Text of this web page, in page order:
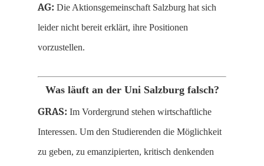
AG: Die Aktionsgemeinschaft Salzburg hat sich
leider nicht bereit erklärt, ihre Positionen
vorzustellen.
Was läuft an der Uni Salzburg falsch?
GRAS: Im Vordergrund stehen wirtschaftliche
Interessen. Um den Studierenden die Möglichkeit
zu geben, zu emanzipierten, kritisch denkenden